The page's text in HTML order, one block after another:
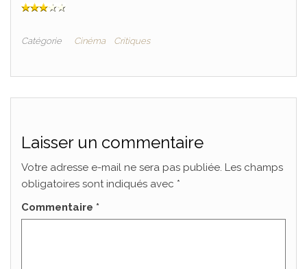
Catégorie Cinéma Critiques
Laisser un commentaire
Votre adresse e-mail ne sera pas publiée. Les champs
obligatoires sont indiqués avec *
Commentaire *